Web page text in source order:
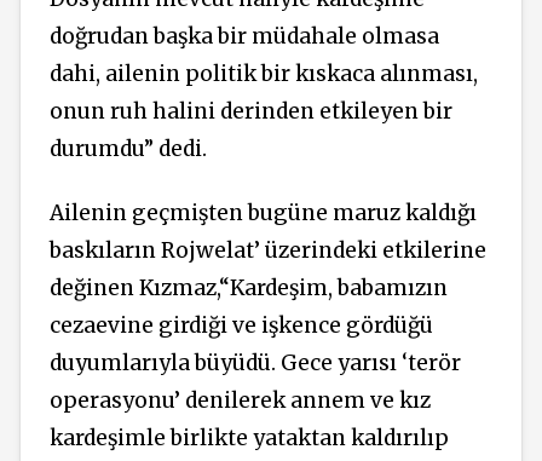
doğrudan başka bir müdahale olmasa
dahi, ailenin politik bir kıskaca alınması,
onun ruh halini derinden etkileyen bir
durumdu” dedi.
Ailenin geçmişten bugüne maruz kaldığı
baskıların Rojwelat’ üzerindeki etkilerine
değinen Kızmaz,“Kardeşim, babamızın
cezaevine girdiği ve işkence gördüğü
duyumlarıyla büyüdü. Gece yarısı ‘terör
operasyonu’ denilerek annem ve kız
kardeşimle birlikte yataktan kaldırılıp